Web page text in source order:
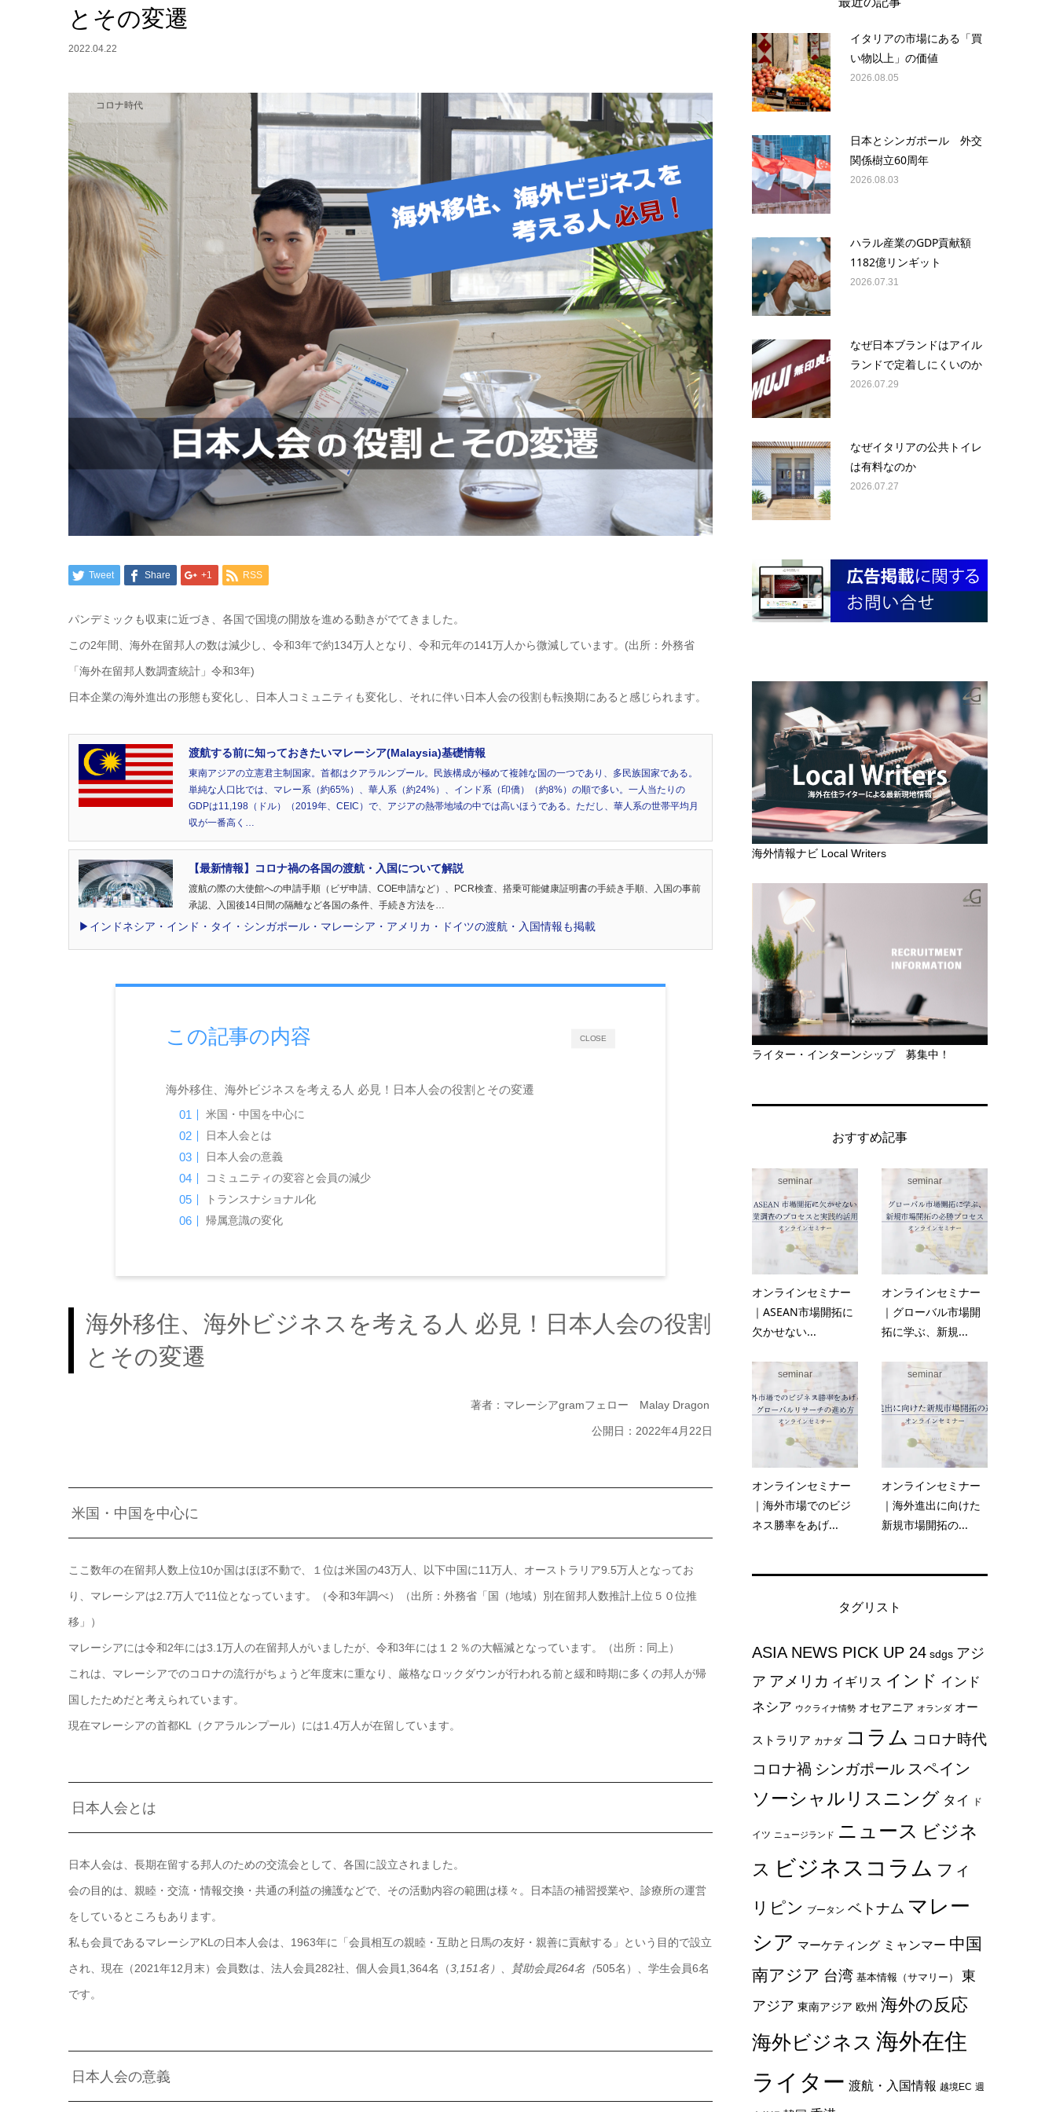
とその変遷
2022.04.22
コロナ時代
Tweet Share +1 RSS
パンデミックも収束に近づき、各国で国境の開放を進める動きがでてきました。
この2年間、海外在留邦人の数は減少し、令和3年で約134万人となり、令和元年の141万人から微減しています。(出所：外務省
「海外在留邦人数調査統計」令和3年)
日本企業の海外進出の形態も変化し、日本人コミュニティも変化し、それに伴い日本人会の役割も転換期にあると感じられます。
渡航する前に知っておきたいマレーシア(Malaysia)基礎情報
東南アジアの立憲君主制国家。首都はクアラルンプール。民族構成が極めて複雑な国の一つであり、多民族国家である。
単純な人口比では、マレー系（約65%）、華人系（約24%）、インド系（印僑）（約8%）の順で多い。一人当たりの
GDPは11,198（ドル）（2019年、CEIC）で、アジアの熱帯地域の中では高いほうである。ただし、華人系の世帯平均月
収が一番高く…
【最新情報】コロナ禍の各国の渡航・入国について解説
渡航の際の大使館への申請手順（ビザ申請、COE申請など）、PCR検査、搭乗可能健康証明書の手続き手順、入国の事前
承認、入国後14日間の隔離など各国の条件、手続き方法を…
▶︎インドネシア・インド・タイ・シンガポール・マレーシア・アメリカ・ドイツの渡航・入国情報も掲載
CLOSE
この記事の内容
海外移住、海外ビジネスを考える人 必見！日本人会の役割とその変遷
米国・中国を中心に
日本人会とは
日本人会の意義
コミュニティの変容と会員の減少
トランスナショナル化
帰属意識の変化
海外移住、海外ビジネスを考える人 必見！日本人会の役割
とその変遷
著者：マレーシアgramフェロー Malay Dragon
公開日：2022年4月22日
米国・中国を中心に
ここ数年の在留邦人数上位10か国はほぼ不動で、１位は米国の43万人、以下中国に11万人、オーストラリア9.5万人となってお
り、マレーシアは2.7万人で11位となっています。（令和3年調べ）（出所：外務省「国（地域）別在留邦人数推計上位５０位推
移」）
マレーシアには令和2年には3.1万人の在留邦人がいましたが、令和3年には１２％の大幅減となっています。（出所：同上）
これは、マレーシアでのコロナの流行がちょうど年度末に重なり、厳格なロックダウンが行われる前と緩和時期に多くの邦人が帰
国したためだと考えられています。
現在マレーシアの首都KL（クアラルンプール）には1.4万人が在留しています。
日本人会とは
日本人会は、長期在留する邦人のための交流会として、各国に設立されました。
会の目的は、親睦・交流・情報交換・共通の利益の擁護などで、その活動内容の範囲は様々。日本語の補習授業や、診療所の運営
をしているところもあります。
私も会員であるマレーシアKLの日本人会は、1963年に「会員相互の親睦・互助と日馬の友好・親善に貢献する」という目的で設立
され、現在（2021年12月末）会員数は、法人会員282社、個人会員1,364名（3,151名）、賛助会員264名（505名）、学生会員6名
です。
日本人会の意義
イタリアの市場にある「買
い物以上」の価値
2026.08.05
日本とシンガポール 外交
関係樹立60周年
2026.08.03
ハラル産業のGDP貢献額
1182億リンギット
2026.07.31
なぜ日本ブランドはアイル
ランドで定着しにくいのか
2026.07.29
なぜイタリアの公共トイレ
は有料なのか
2026.07.27
海外情報ナビ Local Writers
ライター・インターンシップ 募集中！
おすすめ記事
seminar
オンラインセミナー
｜ASEAN市場開拓に
欠かせない...
seminar
オンラインセミナー
｜グローバル市場開
拓に学ぶ、新規...
seminar
オンラインセミナー
｜海外市場でのビジ
ネス勝率をあげ...
seminar
オンラインセミナー
｜海外進出に向けた
新規市場開拓の...
タグリスト
ASIA NEWS PICK UP 24 sdgs アジ
ア アメリカ イギリス インド インド
ネシア ウクライナ情勢 オセアニア オランダ オー
ストラリア カナダ コラム コロナ時代
コロナ禍 シンガポール スペイン
ソーシャルリスニング タイ ド
イツ ニュージランド ニュース ビジネ
ス ビジネスコラム フィ
リピン ブータン ベトナム マレー
シア マーケティング ミャンマー 中国
南アジア 台湾 基本情報（サマリー）
東
アジア 東南アジア 欧州 海外の反応
海外ビジネス 海外在住
ライター 渡航・入国情報 越境EC 週